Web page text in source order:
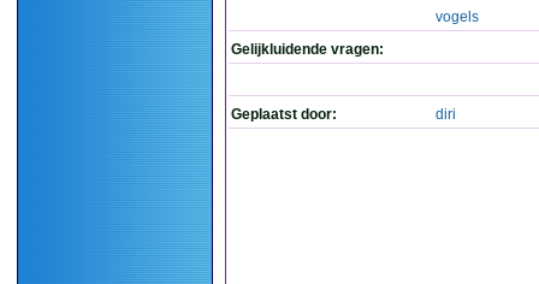
vogels
Gelijkluidende vragen:
Geplaatst door: diri